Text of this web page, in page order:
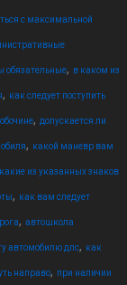
с максимальной
обязательные, в каком из
, как следует поступить
, допускается ли
, какой маневр вам
какие из указанных знаков
, как вам следует
, автошкола
автомобилю дпс, как
направо, при наличии